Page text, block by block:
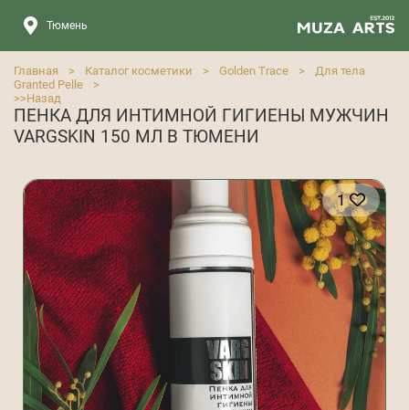
Тюмень
Главная > Каталог косметики > Golden Trace >
Для тела
Granted Pelle
>
>>Назад
ПЕНКА ДЛЯ ИНТИМНОЙ ГИГИЕНЫ МУЖЧИН
VARGSKIN 150 МЛ В ТЮМЕНИ
1